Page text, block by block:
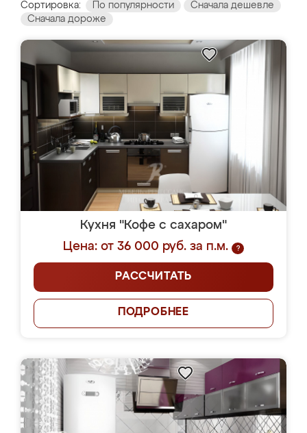
Сортировка: По популярности
Сначала дешевле
Сначала дороже
Кухня "Кофе с сахаром"
Цена: от 36 000 руб. за п.м.
?
РАССЧИТАТЬ
ПОДРОБНЕЕ